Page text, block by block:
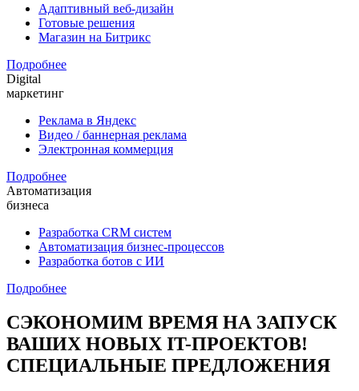
Адаптивный веб-дизайн
Готовые решения
Магазин на Битрикс
Подробнее
Digital
маркетинг
Реклама в Яндекс
Видео / баннерная реклама
Электронная коммерция
Подробнее
Автоматизация
бизнеса
Разработка CRM систем
Автоматизация бизнес-процессов
Разработка ботов с ИИ
Подробнее
СЭКОНОМИМ ВРЕМЯ НА ЗАПУСК
ВАШИХ НОВЫХ IT-ПРОЕКТОВ!
СПЕЦИАЛЬНЫЕ ПРЕДЛОЖЕНИЯ